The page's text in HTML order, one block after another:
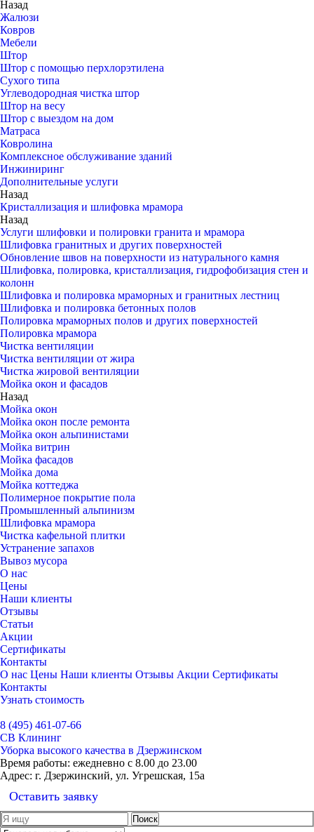
Назад
Жалюзи
Ковров
Мебели
Штор
Штор с помощью перхлорэтилена
Сухого типа
Углеводородная чистка штор
Штор на весу
Штор с выездом на дом
Матраса
Ковролина
Комплексное обслуживание зданий
Инжиниринг
Дополнительные услуги
Назад
Кристаллизация и шлифовка мрамора
Назад
Услуги шлифовки и полировки гранита и мрамора
Шлифовка гранитных и других поверхностей
Обновление швов на поверхности из натурального камня
Шлифовка, полировка, кристаллизация, гидрофобизация стен и
колонн
Шлифовка и полировка мраморных и гранитных лестниц
Шлифовка и полировка бетонных полов
Полировка мраморных полов и других поверхностей
Полировка мрамора
Чистка вентиляции
Чистка вентиляции от жира
Чистка жировой вентиляции
Мойка окон и фасадов
Назад
Мойка окон
Мойка окон после ремонта
Мойка окон альпинистами
Мойка витрин
Мойка фасадов
Мойка дома
Мойка коттеджа
Полимерное покрытие пола
Промышленный альпинизм
Шлифовка мрамора
Чистка кафельной плитки
Устранение запахов
Вывоз мусора
О нас
Цены
Наши клиенты
Отзывы
Статьи
Акции
Сертификаты
Контакты
О нас Цены Наши клиенты Отзывы Акции Сертификаты
Контакты
Узнать стоимость
8 (495) 461-07-66
СВ Клининг
Уборка высокого качества в Дзержинском
Время работы: ежедневно с 8.00 до 23.00
Адрес: г. Дзержинский, ул. Угрешская, 15а
Оставить заявку